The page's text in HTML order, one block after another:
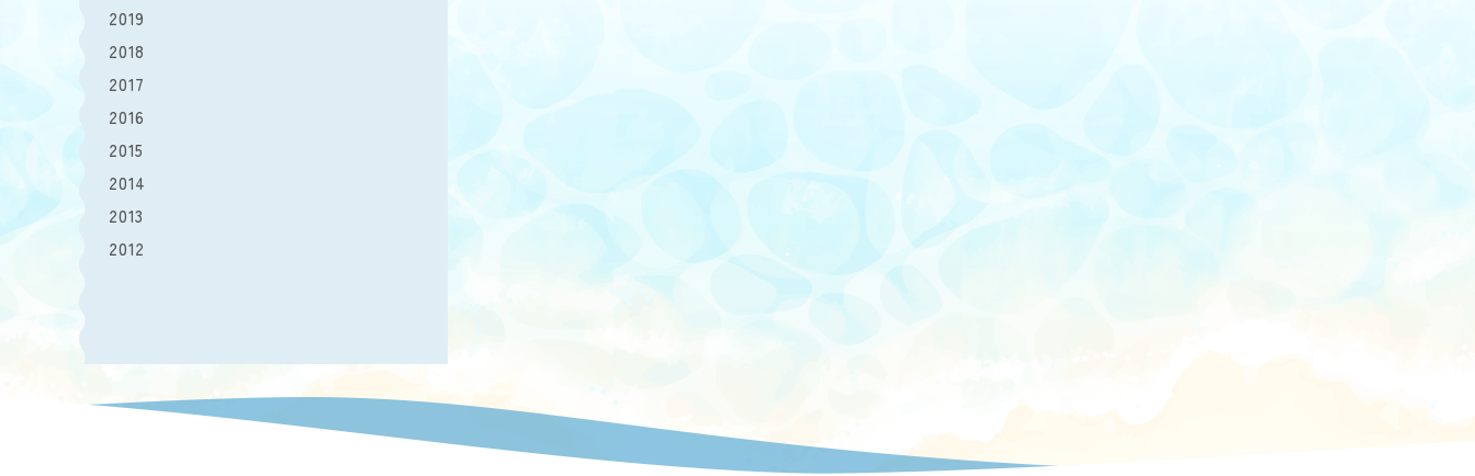
2019
2018
2017
2016
2015
2014
2013
2012